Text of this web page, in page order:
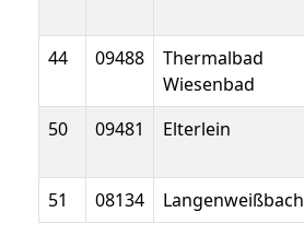
44 09488
Thermalbad
Wiesenbad
50 09481 Elterlein
51 08134 Langenweißbach